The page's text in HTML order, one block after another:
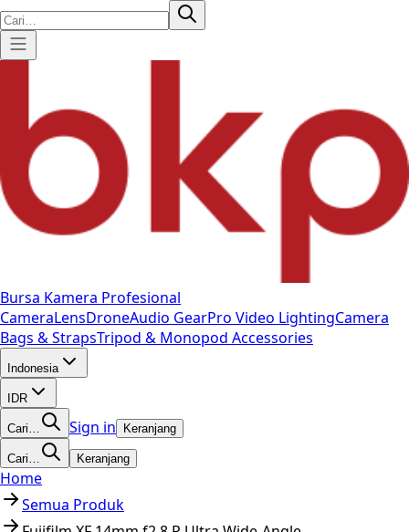
Bursa Kamera Profesional
CameraLensDroneAudio GearPro Video LightingCamera
Bags & StrapsTripod & Monopod Accessories
Indonesia
IDR
Cari… Sign in Keranjang
Cari… Keranjang
Home
Semua Produk